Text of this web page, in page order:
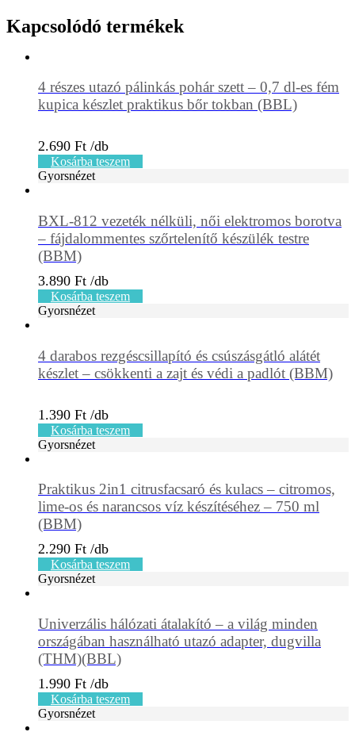
Kapcsolódó termékek
4 részes utazó pálinkás pohár szett – 0,7 dl-es fém
kupica készlet praktikus bőr tokban (BBL)
2.690 Ft
Kosárba teszem
Gyorsnézet
BXL-812 vezeték nélküli, női elektromos borotva
– fájdalommentes szőrtelenítő készülék testre
(BBM)
3.890 Ft
Kosárba teszem
Gyorsnézet
4 darabos rezgéscsillapító és csúszásgátló alátét
készlet – csökkenti a zajt és védi a padlót (BBM)
1.390 Ft
Kosárba teszem
Gyorsnézet
Praktikus 2in1 citrusfacsaró és kulacs – citromos,
lime-os és narancsos víz készítéséhez – 750 ml
(BBM)
2.290 Ft
Kosárba teszem
Gyorsnézet
Univerzális hálózati átalakító – a világ minden
országában használható utazó adapter, dugvilla
(THM)(BBL)
1.990 Ft
Kosárba teszem
Gyorsnézet